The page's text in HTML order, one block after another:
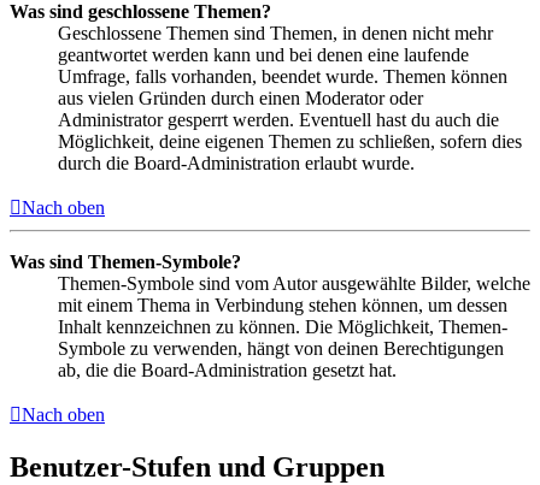
Was sind geschlossene Themen?
Geschlossene Themen sind Themen, in denen nicht mehr
geantwortet werden kann und bei denen eine laufende
Umfrage, falls vorhanden, beendet wurde. Themen können
aus vielen Gründen durch einen Moderator oder
Administrator gesperrt werden. Eventuell hast du auch die
Möglichkeit, deine eigenen Themen zu schließen, sofern dies
durch die Board-Administration erlaubt wurde.
Nach oben
Was sind Themen-Symbole?
Themen-Symbole sind vom Autor ausgewählte Bilder, welche
mit einem Thema in Verbindung stehen können, um dessen
Inhalt kennzeichnen zu können. Die Möglichkeit, Themen-
Symbole zu verwenden, hängt von deinen Berechtigungen
ab, die die Board-Administration gesetzt hat.
Nach oben
Benutzer-Stufen und Gruppen